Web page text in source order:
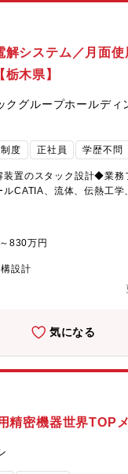
解システム／月面使
木県】
クグループホールディ
度 正社員 学歴不問
装置のスタック設計◆業務
CATIA、流体、伝熱工
830万円
設計
気になる
精密機器世界TOP